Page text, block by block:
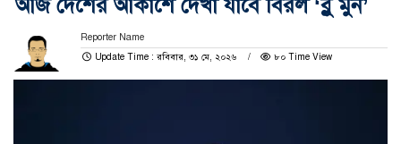
আজ দেশের আকাশে দেখা যাবে বিরল ‘ব্লু মুন’
Reporter Name
Update Time : রবিবার, ৩১ মে, ২০২৬
৮০ Time View